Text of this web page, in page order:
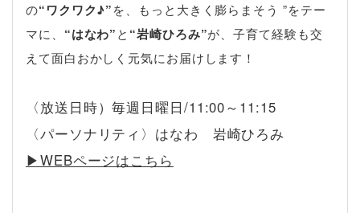
の“ワクワク♪”を、もっと大きく膨らまそう ”をテー
マに、 “はなわ”と “岩崎ひろみ”が、子育て経験も交
えて面白おかしく元気にお届けします！
〈放送日時）毎週日曜日/11:00～11:15
〈パーソナリティ〉はなわ 岩崎ひろみ
▶︎WEBページはこちら